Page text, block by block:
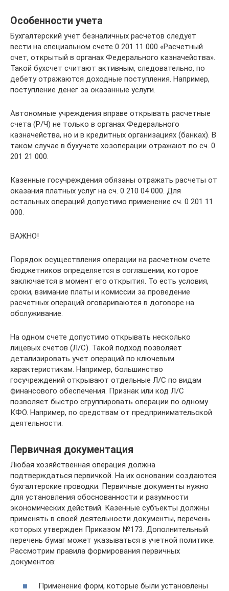
Особенности учета
Бухгалтерский учет безналичных расчетов следует
вести на специальном счете 0 201 11 000 «Расчетный
счет, открытый в органах Федерального казначейства».
Такой бухсчет считают активным, следовательно, по
дебету отражаются доходные поступления. Например,
поступление денег за оказанные услуги.
Автономные учреждения вправе открывать расчетные
счета (Р/Ч) не только в органах Федерального
казначейства, но и в кредитных организациях (банках). В
таком случае в бухучете хозоперации отражают по сч. 0
201 21 000.
Казенные госучреждения обязаны отражать расчеты от
оказания платных услуг на сч. 0 210 04 000. Для
остальных операций допустимо применение сч. 0 201 11
000.
ВАЖНО!
Порядок осуществления операции на расчетном счете
бюджетников определяется в соглашении, которое
заключается в момент его открытия. То есть условия,
сроки, взимание платы и комиссии за проведение
расчетных операций оговариваются в договоре на
обслуживание.
На одном счете допустимо открывать несколько
лицевых счетов (Л/С). Такой подход позволяет
детализировать учет операций по ключевым
характеристикам. Например, большинство
госучреждений открывают отдельные Л/С по видам
финансового обеспечения. Признак или код Л/С
позволяет быстро сгруппировать операции по одному
КФО. Например, по средствам от предпринимательской
деятельности.
Первичная документация
Любая хозяйственная операция должна
подтверждаться первичкой. На их основании создаются
бухгалтерские проводки. Первичные документы нужно
для установления обоснованности и разумности
экономических действий. Казенные субъекты должны
применять в своей деятельности документы, перечень
которых утвержден Приказом №173. Дополнительный
перечень бумаг может указываться в учетной политике.
Рассмотрим правила формирования первичных
документов:
Применение форм, которые были установлены